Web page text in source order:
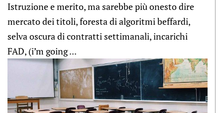
Istruzione e merito, ma sarebbe più onesto dire
mercato dei titoli, foresta di algoritmi beffardi,
selva oscura di contratti settimanali, incarichi
FAD, (i’m going ...